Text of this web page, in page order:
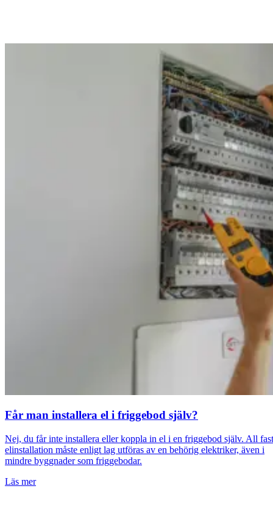
Får man installera el i friggebod själv?
Nej, du får inte installera eller koppla in el i en friggebod själv. All fast
elinstallation måste enligt lag utföras av en behörig elektriker, även i
mindre byggnader som friggebodar.
Läs mer